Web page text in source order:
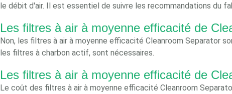
le débit d'air. Il est essentiel de suivre les recommandations du
Les filtres à air à moyenne efficacité de
Non, les filtres à air à moyenne efficacité Cleanroom Separator
les filtres à charbon actif, sont nécessaires.
Les filtres à air à moyenne efficacité de
Le coût des filtres à air à moyenne efficacité Cleanroom